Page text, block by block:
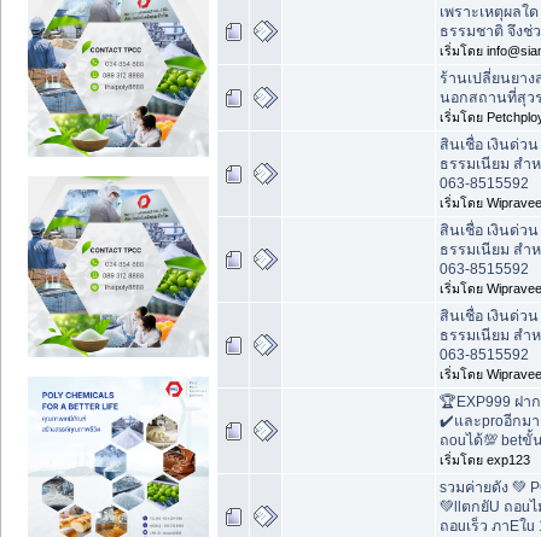
เพราะเหตุผล
ธรรมชาติ จึง
เริ่มโดย
ร้านเปลี่ยนยา
นอกสถานที่สุว
เริ่มโดย
สินเชื่อ เงินด่ว
ธรรมเนียม สำ
063-8515592
เริ่มโดย Wipravee
สินเชื่อ เงินด่ว
ธรรมเนียม สำ
063-8515592
เริ่มโดย Wipravee
สินเชื่อ เงินด่ว
ธรรมเนียม สำ
063-8515592
เริ่มโดย Wipravee
🏆EXP999 ฝา
✔️และproอีกมา
ถouได้💯 bet
เริ่มโดย exp123
sวมค่ายดัง 💚
💚llตกยัU ถอuไ
ถอuเร็ว ภาEใu